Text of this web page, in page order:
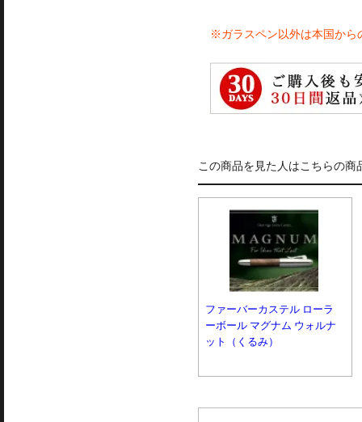
※ガラスペン以外は本国から
この商品を見た人はこちらの商
ファーバーカステル ローラ
ーボール マグナム ウォルナ
ット（くるみ）